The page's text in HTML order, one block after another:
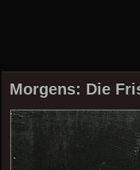
Morgens: Die